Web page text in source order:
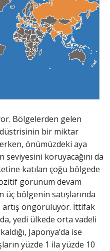
Bölgelerden gelen
bir miktar
önümüzdeki aya
koruyacağını da
katılan çoğu bölgede
görünüm devam
bölgenin satışlarında
artış öngörülüyor. İttifak
yedi ülkede orta vadeli
Japonya’da ise
yüzde 1 ila yüzde 10